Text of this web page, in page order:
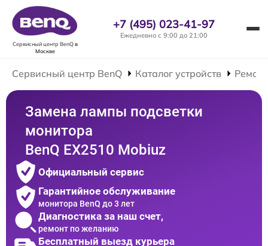
Сервисный центр BenQв
Москве
+7 (495) 023-41-97
Ежедневно с 9:00 до 21:00
Сервисный центр BenQ Каталог устройств
Замена лампы подсветки
монитора
BenQ EX2510 Mobiuz
Официальный сервис
Гарантийное обслуживание
монитора BenQ до 3 лет
Диагностика за наш счет,
ремонт по желанию
Бесплатный выезд курьера